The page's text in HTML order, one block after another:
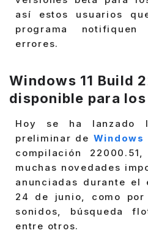
así estos usuarios
programa
errores.
Windows 11 Build
disponible para
Hoy se ha lanzado
preliminar de Windows
compilación
muchas novedades
anunciadas durante el
24 de junio, como por
sonidos, búsqueda
entre otros.